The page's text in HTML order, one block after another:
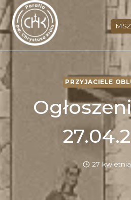
Przejdź
do
treści
PRZYJACIELE
27